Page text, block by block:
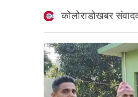
कोलोराडोखबर